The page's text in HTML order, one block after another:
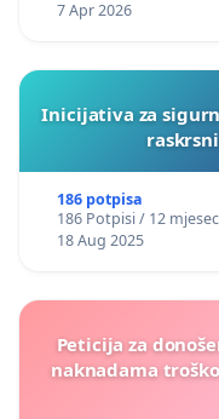
7 Apr 2026
Inicijativa za
186 potpisa
186 Potpisi / 12
18 Aug 2025
Peticija za
naknadama